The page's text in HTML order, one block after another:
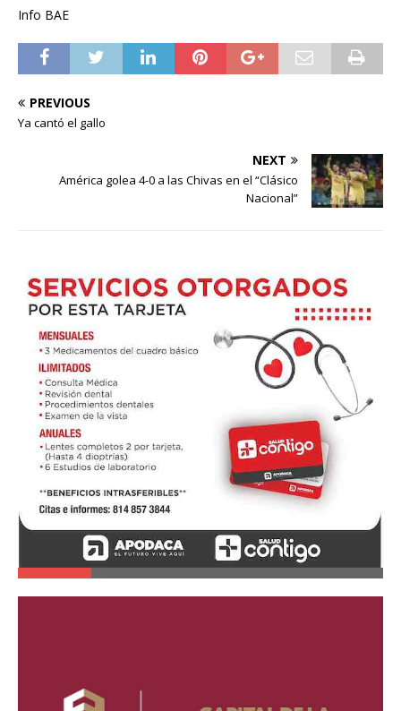
Info BAE
PREVIOUS
Ya cantó el gallo
NEXT
América golea 4-0 a las Chivas en el “Clásico
Nacional”